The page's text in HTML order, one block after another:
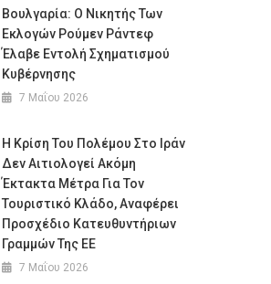
Βουλγαρία: Ο Νικητής Των
Εκλογών Ρούμεν Ράντεφ
Έλαβε Εντολή Σχηματισμού
Κυβέρνησης
7 Μαΐου 2026
Η Κρίση Του Πολέμου Στο Ιράν
Δεν Αιτιολογεί Ακόμη
Έκτακτα Μέτρα Για Τον
Τουριστικό Κλάδο, Αναφέρει
Προσχέδιο Κατευθυντήριων
Γραμμών Της ΕΕ
7 Μαΐου 2026